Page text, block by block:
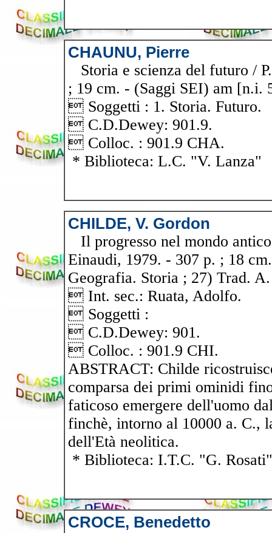
CHAUNU, Pierre
Storia e scienza del futuro /
; 19 cm. - (Saggi SEI) am [n.i.
 Soggetti : 1. Storia. Futuro.
 C.D.Dewey: 901.9.
 Colloc. : 901.9 CHA.
* Biblioteca: L.C. "V. Lanza"
CHILDE, V. Gordon
Il progresso nel mondo
Einaudi, 1979. - 307 p. ; 18
Geografia. Storia ; 27) Trad.
 Int. sec.: Ruata, Adolfo.
 Soggetti :
 C.D.Dewey: 901.
 Colloc. : 901.9 CHI.
ABSTRACT: Childe
comparsa dei primi ominidi
faticoso emergere dell'uomo
finchè, intorno al 10000 a. C.,
dell'Età neolitica.
* Biblioteca: I.T.C. "G. Rosati"
CROCE, Benedetto